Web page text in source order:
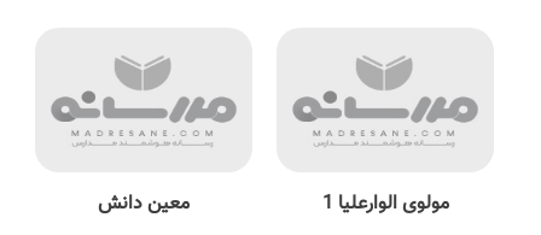
مولوی الوارعلیا 1 معین دانش